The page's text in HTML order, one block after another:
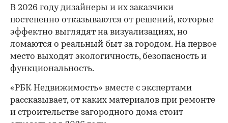
В 2026 году дизайнеры и их заказчики
постепенно отказываются от решений, которые
эффектно выглядят на визуализациях, но
ломаются о реальный быт за городом. На первое
место выходят экологичность, безопасность и
функциональность.
«РБК Недвижимость» вместе с экспертами
рассказывает, от каких материалов при ремонте
и строительстве загородного дома стоит